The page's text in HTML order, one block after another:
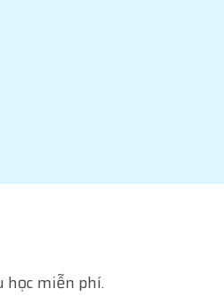
miễn phí.